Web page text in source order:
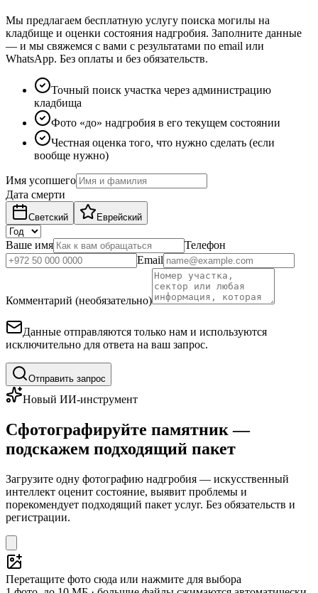
Мы предлагаем бесплатную услугу поиска могилы на
кладбище и оценки состояния надгробия. Заполните данные
— и мы свяжемся с вами с результатами по email или
WhatsApp. Без оплаты и без обязательств.
Точный поиск участка через администрацию
кладбища
Фото «до» надгробия в его текущем состоянии
Честная оценка того, что нужно сделать (если
вообще нужно)
Имя усопшего
Дата смерти
Светский Еврейский
Ваше имя
Телефон
Email
Комментарий (необязательно)
Данные отправляются только нам и используются
исключительно для ответа на ваш запрос.
Отправить запрос
Новый ИИ-инструмент
Сфотографируйте памятник —
подскажем подходящий пакет
Загрузите одну фотографию надгробия — искусственный
интеллект оценит состояние, выявит проблемы и
порекомендует подходящий пакет услуг. Без обязательств и
регистрации.
Перетащите фото сюда или нажмите для выбора